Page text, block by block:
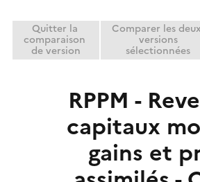
Quitter la
comparaison
de version
Comparer les deux
versions
sélectionnées
RPPM -
capitaux
gains et